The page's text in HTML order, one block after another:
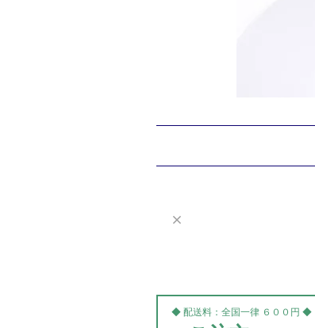
◆ 配送料：全国一律 ６００円 ◆